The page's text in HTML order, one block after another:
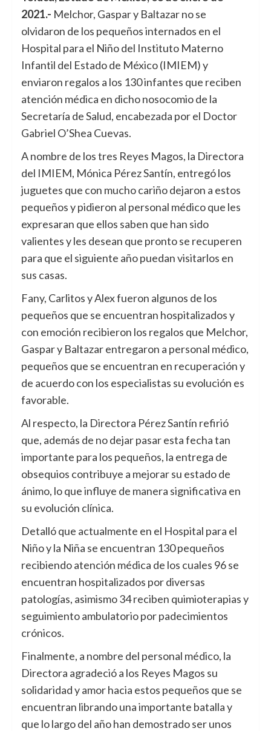
2021.- Melchor, Gaspar y Baltazar no se
olvidaron de los pequeños internados en el
Hospital para el Niño del Instituto Materno
Infantil del Estado de México (IMIEM) y
enviaron regalos a los 130 infantes que reciben
atención médica en dicho nosocomio de la
Secretaría de Salud, encabezada por el Doctor
Gabriel O’Shea Cuevas.
A nombre de los tres Reyes Magos, la Directora
del IMIEM, Mónica Pérez Santín, entregó los
juguetes que con mucho cariño dejaron a estos
pequeños y pidieron al personal médico que les
expresaran que ellos saben que han sido
valientes y les desean que pronto se recuperen
para que el siguiente año puedan visitarlos en
sus casas.
Fany, Carlitos y Alex fueron algunos de los
pequeños que se encuentran hospitalizados y
con emoción recibieron los regalos que Melchor,
Gaspar y Baltazar entregaron a personal médico,
pequeños que se encuentran en recuperación y
de acuerdo con los especialistas su evolución es
favorable.
Al respecto, la Directora Pérez Santín refirió
que, además de no dejar pasar esta fecha tan
importante para los pequeños, la entrega de
obsequios contribuye a mejorar su estado de
ánimo, lo que influye de manera significativa en
su evolución clínica.
Detalló que actualmente en el Hospital para el
Niño y la Niña se encuentran 130 pequeños
recibiendo atención médica de los cuales 96 se
encuentran hospitalizados por diversas
patologías, asimismo 34 reciben quimioterapias y
seguimiento ambulatorio por padecimientos
crónicos.
Finalmente, a nombre del personal médico, la
Directora agradeció a los Reyes Magos su
solidaridad y amor hacia estos pequeños que se
encuentran librando una importante batalla y
que lo largo del año han demostrado ser unos